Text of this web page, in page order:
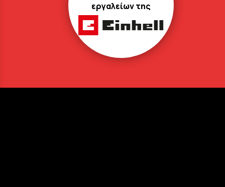
εργαλείων της